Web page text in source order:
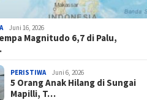
Juni 16, 2026
Magnitudo 6,7 di Palu,
PERISTIWA Juni 6, 2026
5 Orang Anak Hilang di Sungai
Mapilli, T…